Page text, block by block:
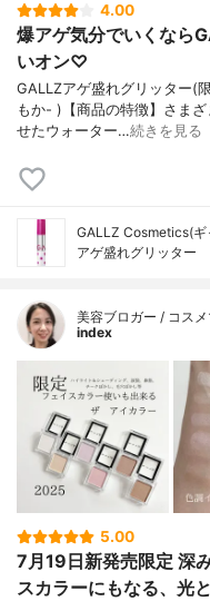
4.00
爆アゲ気分でいくなら
いオン♡
GALLZアゲ盛れグリッター(
もか- )【商品の特徴】さま
せたウォーター…続きを見る
GALLZ Cosmetics(ギ
アゲ盛れグリッター
美容ブロガー / コス
index
5.00
7月19日新発売限定 深
スカラーにもなる、光